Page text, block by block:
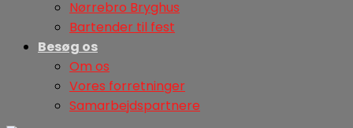
Nørrebro Bryghus
Bartender til fest
Besøg os
Om os
Vores forretninger
Samarbejdspartnere